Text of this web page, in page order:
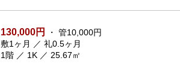
130,000円
・ 管10,000円
敷1ヶ月 ／ 礼0.5ヶ月
1階 ／ 1K ／ 25.67㎡